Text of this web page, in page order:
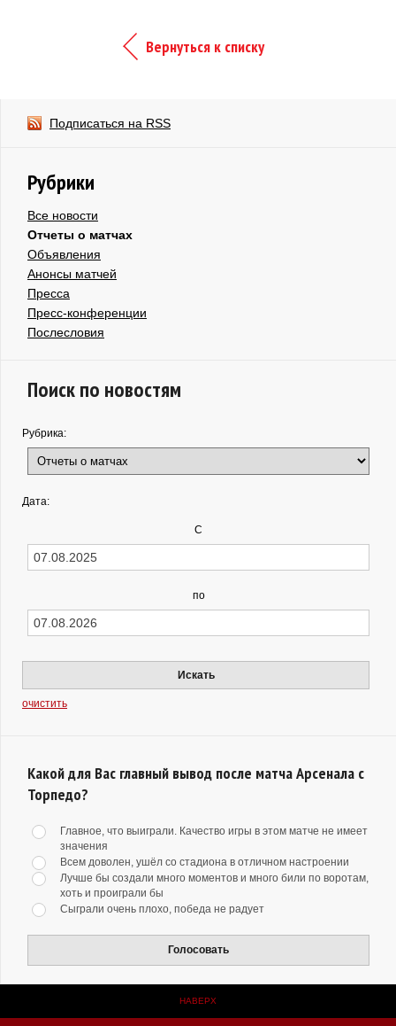
Вернуться к списку
Подписаться на RSS
Рубрики
Все новости
Отчеты о матчах
Объявления
Анонсы матчей
Пресса
Пресс-конференции
Послесловия
Поиск по новостям
Рубрика:
Дата:
С
по
Искать
очистить
Какой для Вас главный вывод после матча Арсенала с
Торпедо?
Главное, что выиграли. Качество игры в этом матче не имеет
значения
Всем доволен, ушёл со стадиона в отличном настроении
Лучше бы создали много моментов и много били по воротам,
хоть и проиграли бы
Сыграли очень плохо, победа не радует
Голосовать
НАВЕРХ